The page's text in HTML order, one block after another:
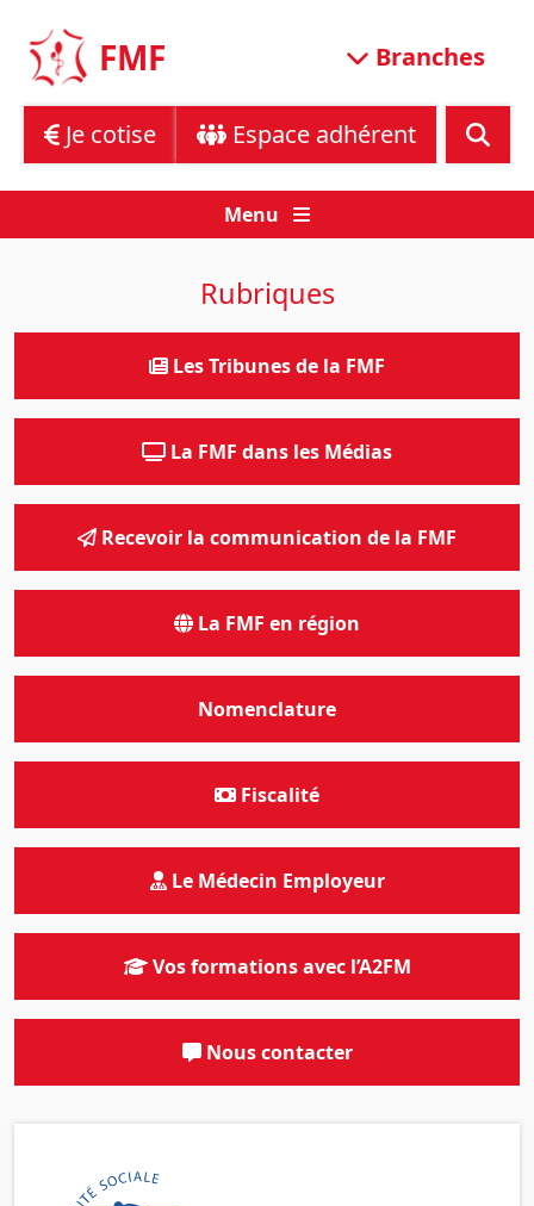
content
FMF Branches
Je cotise Espace adhérent
Menu
Rubriques
Les Tribunes de la FMF
La FMF dans les Médias
Recevoir la communication de la FMF
La FMF en région
Nomenclature
Fiscalité
Le Médecin Employeur
Vos formations avec l’A2FM
Nous contacter